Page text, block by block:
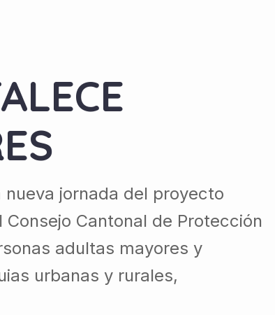
jornada del proyecto
Cantonal de Protección
adultas mayores y
urbanas y rurales,